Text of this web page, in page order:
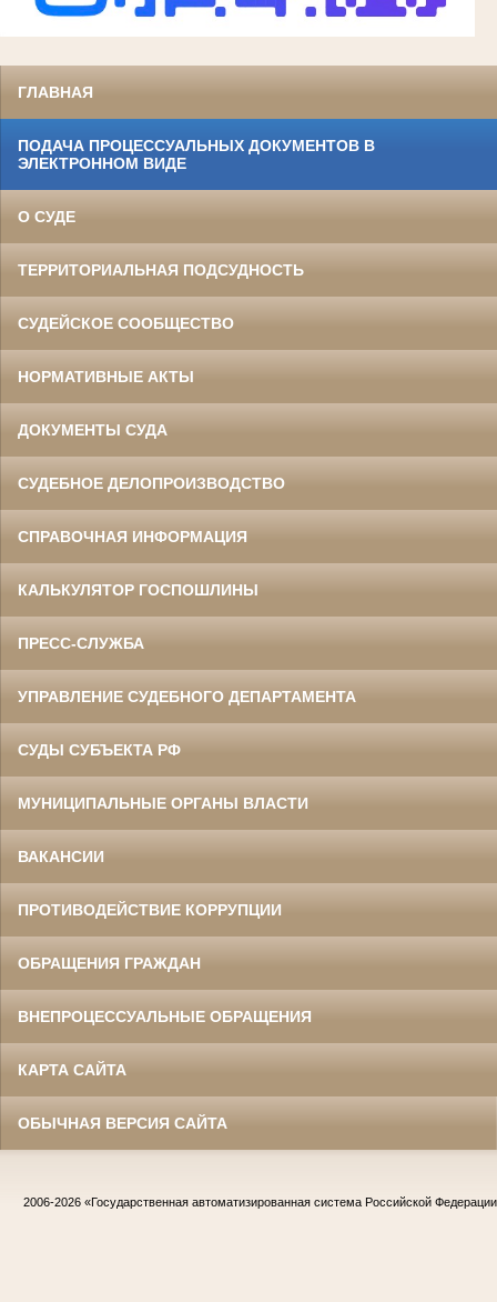
ГЛАВНАЯ
ПОДАЧА ПРОЦЕССУАЛЬНЫХ ДОКУМЕНТОВ В
ЭЛЕКТРОННОМ ВИДЕ
О СУДЕ
ТЕРРИТОРИАЛЬНАЯ ПОДСУДНОСТЬ
СУДЕЙСКОЕ СООБЩЕСТВО
НОРМАТИВНЫЕ АКТЫ
ДОКУМЕНТЫ СУДА
СУДЕБНОЕ ДЕЛОПРОИЗВОДСТВО
СПРАВОЧНАЯ ИНФОРМАЦИЯ
КАЛЬКУЛЯТОР ГОСПОШЛИНЫ
ПРЕСС-СЛУЖБА
УПРАВЛЕНИЕ СУДЕБНОГО ДЕПАРТАМЕНТА
СУДЫ СУБЪЕКТА РФ
МУНИЦИПАЛЬНЫЕ ОРГАНЫ ВЛАСТИ
ВАКАНСИИ
ПРОТИВОДЕЙСТВИЕ КОРРУПЦИИ
ОБРАЩЕНИЯ ГРАЖДАН
ВНЕПРОЦЕССУАЛЬНЫЕ ОБРАЩЕНИЯ
КАРТА САЙТА
ОБЫЧНАЯ ВЕРСИЯ САЙТА
2006-2026 «Государственная автоматизированная система Российской